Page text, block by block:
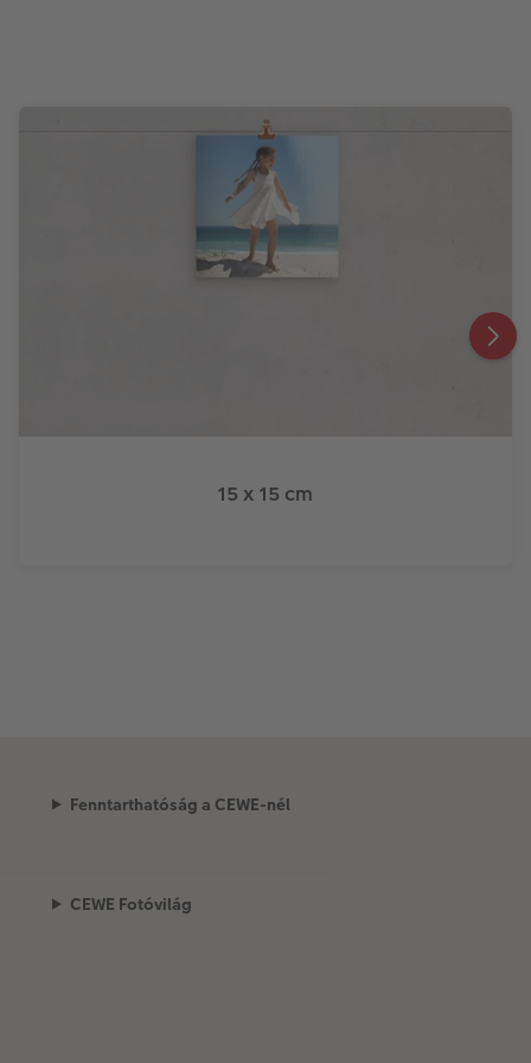
15 x 15 cm
Fenntarthatóság a CEWE-nél
CEWE Fotóvilág